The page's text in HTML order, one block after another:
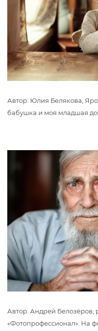
Автор: Юлия Белякова,
бабушка и моя младшая
Автор: Андрей Белозёров,
«Фотопрофессионал». На